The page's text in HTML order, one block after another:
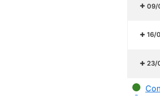
09/
16/
23/